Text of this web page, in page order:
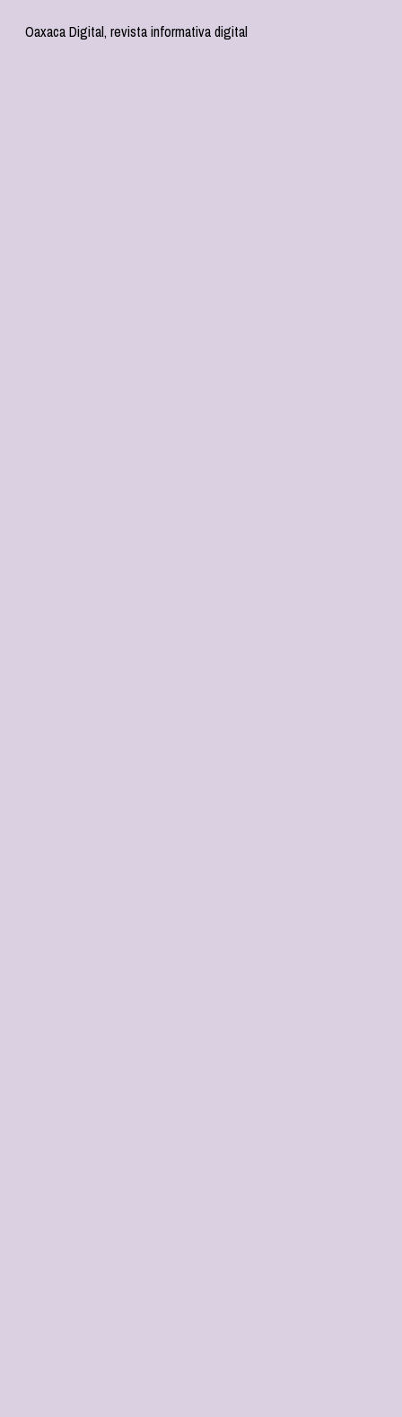
Oaxaca Digital, revista informativa digital